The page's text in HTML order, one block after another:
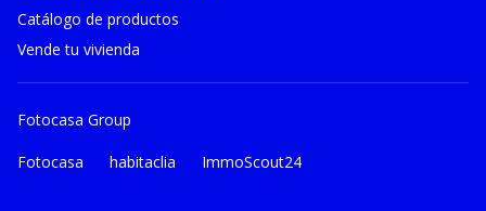
Catálogo de productos
Vende tu vivienda
Fotocasa Group
Fotocasa habitaclia ImmoScout24